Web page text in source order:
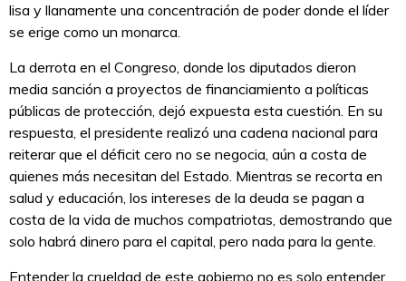
lisa y llanamente una concentración de poder donde el líder
se erige como un monarca.
La derrota en el Congreso, donde los diputados dieron
media sanción a proyectos de financiamiento a políticas
públicas de protección, dejó expuesta esta cuestión. En su
respuesta, el presidente realizó una cadena nacional para
reiterar que el déficit cero no se negocia, aún a costa de
quienes más necesitan del Estado. Mientras se recorta en
salud y educación, los intereses de la deuda se pagan a
costa de la vida de muchos compatriotas, demostrando que
solo habrá dinero para el capital, pero nada para la gente.
Entender la crueldad de este gobierno no es solo entender